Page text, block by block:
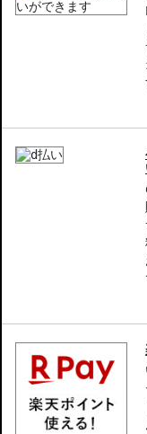
【こんな方へおすすめ
手軽に眉毛の印象を整
自然な仕上がりを求め